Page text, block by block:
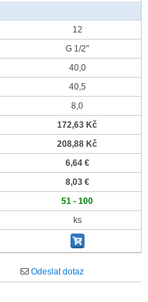
12
G 1/2"
40,0
40,5
8,0
172,63 Kč
208,88 Kč
6,64 €
8,03 €
51 - 100
ks
Odeslat dotaz